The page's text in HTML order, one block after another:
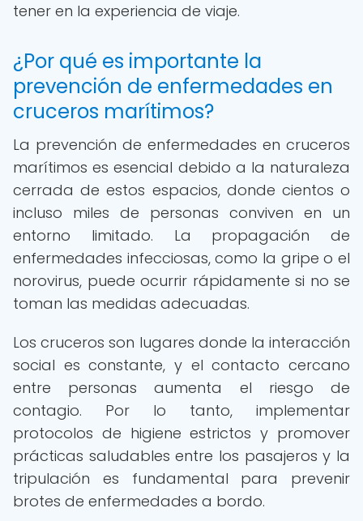
tener en la experiencia de viaje.
¿Por qué es importante la
prevención de enfermedades en
cruceros marítimos?
La prevención de enfermedades en cruceros
marítimos es esencial debido a la naturaleza
cerrada de estos espacios, donde cientos o
incluso miles de personas conviven en un
entorno limitado. La propagación de
enfermedades infecciosas, como la gripe o el
norovirus, puede ocurrir rápidamente si no se
toman las medidas adecuadas.
Los cruceros son lugares donde la interacción
social es constante, y el contacto cercano
entre personas aumenta el riesgo de
contagio. Por lo tanto, implementar
protocolos de higiene estrictos y promover
prácticas saludables entre los pasajeros y la
tripulación es fundamental para prevenir
brotes de enfermedades a bordo.